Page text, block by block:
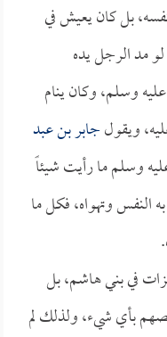
بل كان يعيش في
مد الرجل يده
وسلم، وكان ينام
ويقولجابر بن عبد
وسلم ما رأيت شيئاً
النفس وتهواه، فكل ما
في بني هاشم، بل
بأي شيء، ولذلك لم